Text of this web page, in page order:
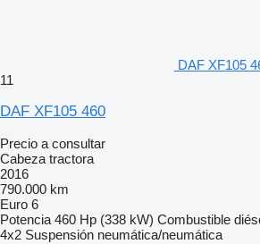
DAF XF105
11
DAF XF105 460
Precio a consultar
Cabeza tractora
2016
790.000 km
Euro 6
Potencia 460 Hp (338 kW) Combustible
4x2 Suspensión neumática/neumática